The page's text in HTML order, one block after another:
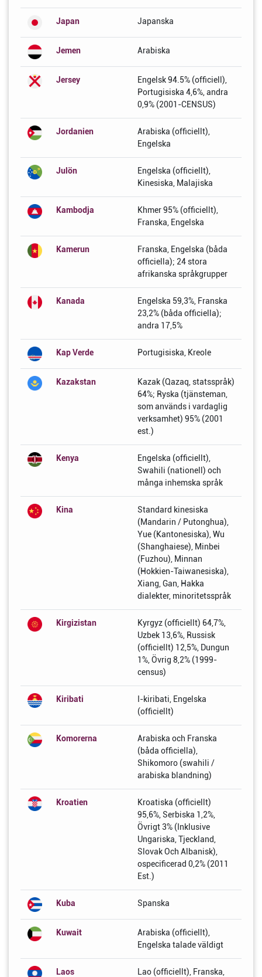
Japan Japanska
Jemen Arabiska
Jersey
Engelsk 94.5% (officiell),
Portugisiska 4,6%, andra
0,9% (2001-CENSUS)
Jordanien
Arabiska (officiellt),
Engelska
Julön
Engelska (officiellt),
Kinesiska, Malajiska
Kambodja
Khmer 95% (officiellt),
Franska, Engelska
Kamerun
Franska, Engelska (båda
officiella); 24 stora
afrikanska språkgrupper
Kanada
Engelska 59,3%, Franska
23,2% (båda officiella);
andra 17,5%
Kap Verde Portugisiska, Kreole
Kazakstan
Kazak (Qazaq, statsspråk)
64%; Ryska (tjänsteman,
som används i vardaglig
verksamhet) 95% (2001
est.)
Kenya
Engelska (officiellt),
Swahili (nationell) och
många inhemska språk
Kina
Standard kinesiska
(Mandarin / Putonghua),
Yue (Kantonesiska), Wu
(Shanghaiese), Minbei
(Fuzhou), Minnan
(Hokkien-Taiwanesiska),
Xiang, Gan, Hakka
dialekter, minoritetsspråk
Kirgizistan
Kyrgyz (officiellt) 64,7%,
Uzbek 13,6%, Russisk
(officiellt) 12,5%, Dungun
1%, Övrig 8,2% (1999-
census)
Kiribati
I-kiribati, Engelska
(officiellt)
Komorerna
Arabiska och Franska
(båda officiella),
Shikomoro (swahili /
arabiska blandning)
Kroatien
Kroatiska (officiellt)
95,6%, Serbiska 1,2%,
Övrigt 3% (Inklusive
Ungariska, Tjeckland,
Slovak Och Albanisk),
ospecificerad 0,2% (2011
Est.)
Kuba Spanska
Kuwait
Arabiska (officiellt),
Engelska talade väldigt
Laos
Lao (officiellt), Franska,